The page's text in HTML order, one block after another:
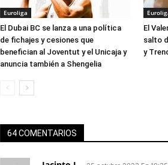
Euroliga
El Dubai BC se lanza a una política
de fichajes y cesiones que
benefician al Joventut y el Unicaja y
anuncia también a Shengelia
El
salto
y
64 COMENTARIOS